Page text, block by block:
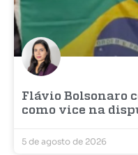
Flávio Bolsonaro
como vice na
5 de agosto de 2026